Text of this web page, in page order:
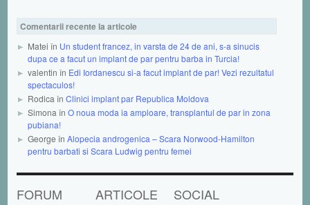
Comentarii recente la articole
Matei în Un student francez, in varsta de 24 de ani, s-a sinucis
dupa ce a facut un implant de par pentru barba in Turcia!
valentin în Edi Iordanescu si-a facut implant de par! Vezi rezultatul
spectaculos!
Rodica în Clinici implant par Republica Moldova
Simona în O noua moda ia amploare, transplantul de par in zona
pubiana!
George în Alopecia androgenica – Scara Norwood-Hamilton
pentru barbati si Scara Ludwig pentru femei
FORUM ARTICOLE SOCIAL